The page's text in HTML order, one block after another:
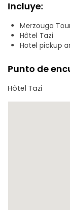
Todgha antes de
llevarle a través
al atardecer.
bereber y una
desierto bajo las
Despiértese
a Marrakech
inolvidable
historia, cultura
Incluye:
Merzouga
Hôtel Tazi
Hotel pickup
Punto de
Hôtel Tazi